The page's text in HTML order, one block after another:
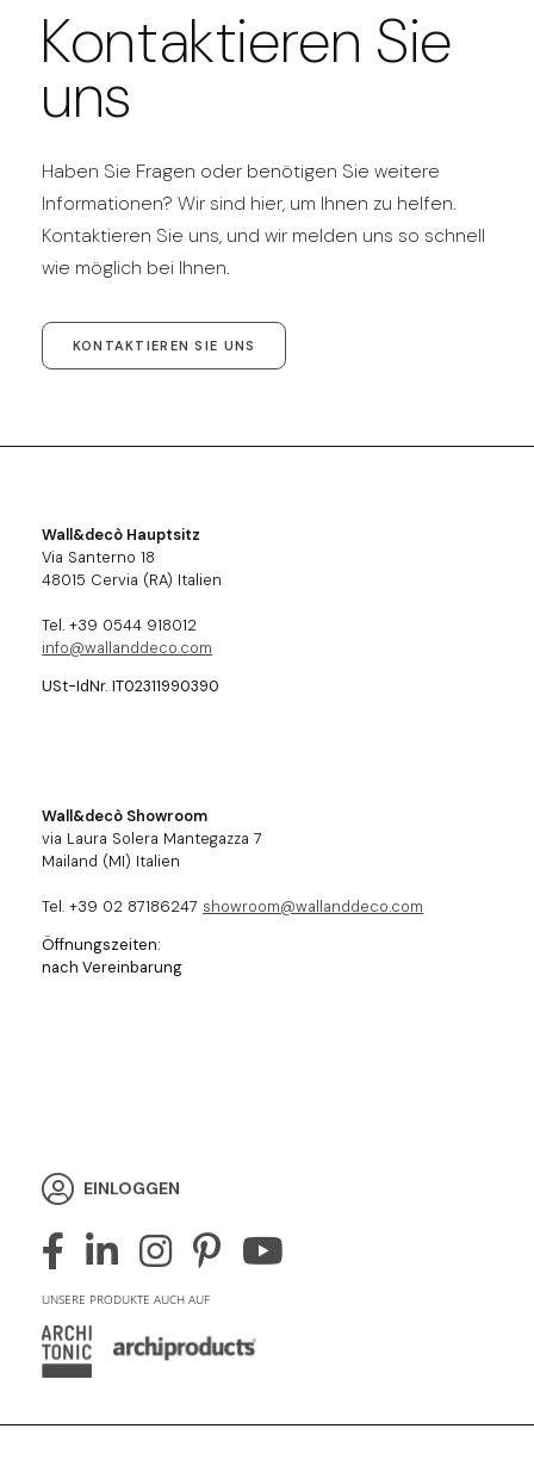
Kontaktieren Sie
uns
Haben Sie Fragen oder benötigen Sie weitere
Informationen? Wir sind hier, um Ihnen zu helfen.
Kontaktieren Sie uns, und wir melden uns so schnell
wie möglich bei Ihnen.
KONTAKTIEREN SIE UNS
Wall&decò Hauptsitz
Via Santerno 18
48015 Cervia (RA) Italien
Tel. +39 0544 918012
info@wallanddeco.com
USt-IdNr. IT02311990390
Wall&decò Showroom
via Laura Solera Mantegazza 7
Mailand (MI) Italien
Tel. +39 02 87186247 showroom@wallanddeco.com
Öffnungszeiten:
nach Vereinbarung
EINLOGGEN
UNSERE PRODUKTE AUCH AUF